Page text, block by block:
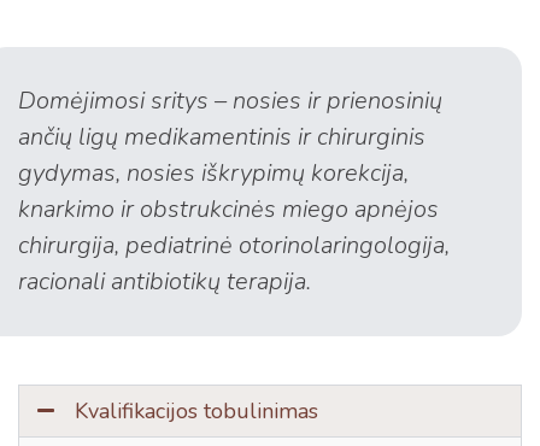
Domėjimosi sritys – nosies ir prienosinių
ančių ligų medikamentinis ir chirurginis
gydymas, nosies iškrypimų korekcija,
knarkimo ir obstrukcinės miego apnėjos
chirurgija, pediatrinė otorinolaringologija,
racionali antibiotikų terapija.
Kvalifikacijos tobulinimas